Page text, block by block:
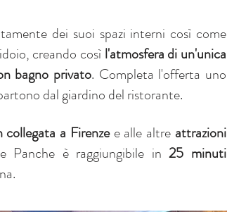
dei suoi spazi interni così come
creando così l'atmosfera di un'unica
bagno privato. Completa l'offerta uno
dal giardino del ristorante.
collegata a Firenzee alle altre attrazioni
Panche è raggiungibile in25 minuti